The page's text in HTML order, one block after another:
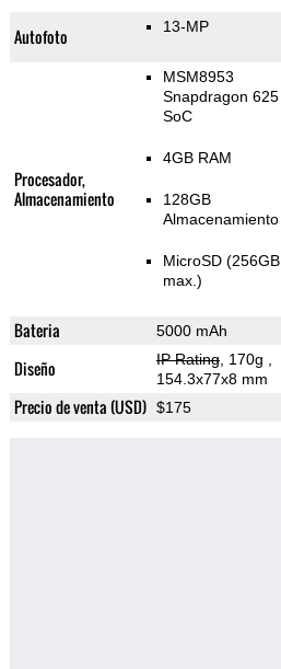
Autofoto 13-MP
Procesador,
Almacenamiento
MSM8953
Snapdragon 625
SoC
4GB RAM
128GB
Almacenamiento
MicroSD (256GB
max.)
Bateria 5000 mAh
Diseño IP Rating, 170g
154.3x77x8 mm
Precio de venta (USD) $175